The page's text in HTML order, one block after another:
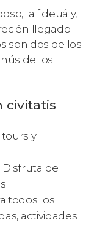
la fideuá y,
llegado
son dos de los
de los
civitatis
tours y
Disfruta de
todos los
actividades